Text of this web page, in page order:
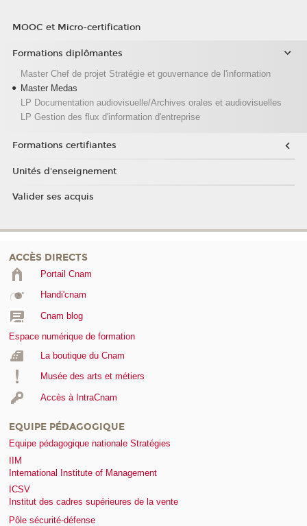
MOOC et Micro-certification
Formations diplômantes
Master Chef de projet Stratégie et gouvernance de l'information
Master Medas
LP Documentation audiovisuelle/Archives orales et audiovisuelles
LP Gestion des flux d'information d'entreprise
Formations certifiantes
Unités d'enseignement
Valider ses acquis
ACCÈS DIRECTS
Portail Cnam
Handi'cnam
Cnam blog
Espace numérique de formation
La boutique du Cnam
Musée des arts et métiers
Accès à IntraCnam
EQUIPE PÉDAGOGIQUE
Equipe pédagogique nationale Stratégies
IIM
International Institute of Management
ICSV
Institut des cadres supérieures de la vente
Pôle sécurité-défense